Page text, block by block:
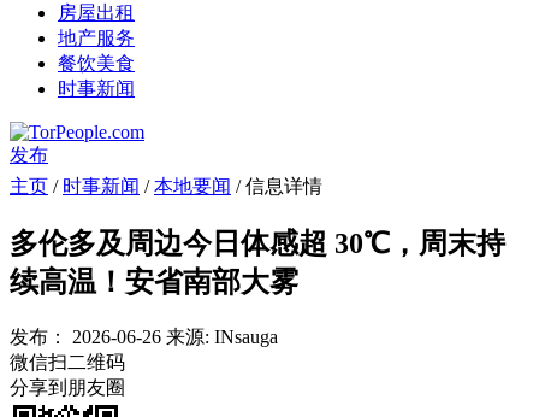
房屋出租
地产服务
餐饮美食
时事新闻
发布
主页 / 时事新闻 /本地要闻 / 信息详情
多伦多及周边今日体感超 30℃，周末持
续高温！安省南部大雾
发布： 2026-06-26 来源: INsauga
微信扫二维码
分享到朋友圈